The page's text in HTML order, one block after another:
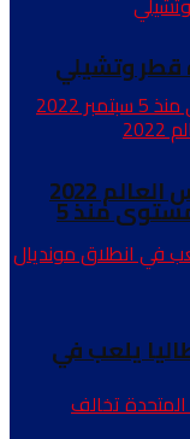
أسعار النفط تصعد إلى أعلى مستوى منذ 5
قطر وتشيلي
2022
يلعب في